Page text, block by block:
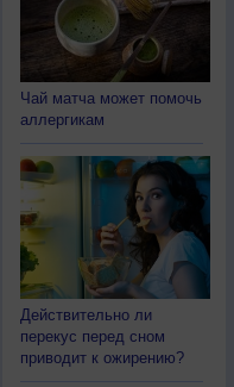
Чай матча может помочь
аллергикам
Действительно ли
перекус перед сном
приводит к ожирению?